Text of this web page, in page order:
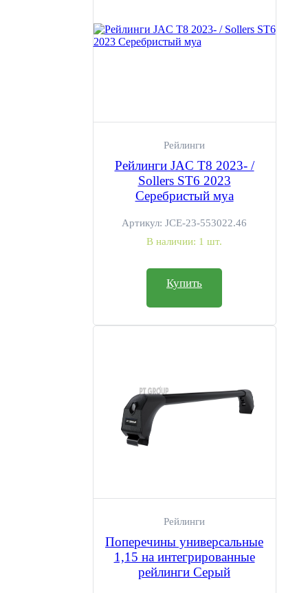
Рейлинги
Рейлинги JAC T8 2023- /
Sollers ST6 2023
Серебристый муа
Артикул: JCE-23-553022.46
В наличии: 1 шт.
Купить
Рейлинги
Поперечины универсальные
1,15 на интегрированные
рейлинги Серый